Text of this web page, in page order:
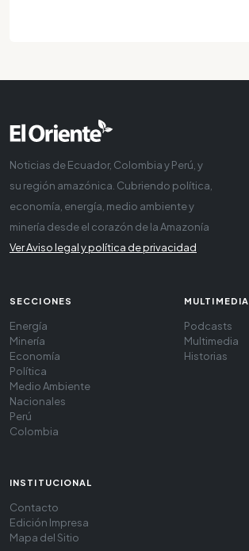
Noticias de Ecuador, Colombia y Perú, y
su región amazónica. Cubriendo política,
economía, energía, medio ambiente y
minería desde el corazón de la Amazonía
Ver Aviso legal y política de privacidad
SECCIONES
Energía
Minería
Economía
Política
Medio Ambiente
Nacionales
Perú
Colombia
MULTIMEDIA
Podcasts
Multimedia
Historias
INSTITUCIONAL
Contacto
Edición Impresa
Mapa del Sitio